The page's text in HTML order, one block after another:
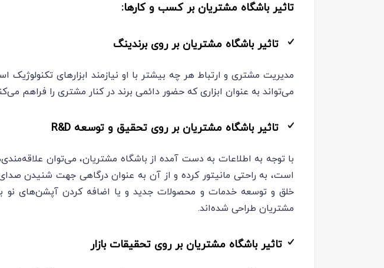
تاثیر باشگاه مشتریان بر کسب و کارها:
تاثیر باشگاه مشتریان بر روی برندینگ
مدیریت مشتری و ارتباط هر چه بیشتر با او نیازمند ابزارهای
می‌تواند به عنوان ابزاری که حضور دائمی برند در کنار مشتری را فراهم
تاثیر باشگاه مشتریان بر روی تحقیق و توسعه R&D
با توجه به اطلاعات به دست آمده از باشگاه مشتریان، می‌توان
است، به راحتی مانیتور کرده و از آن به عنوان درگاهی جهت شنیدن
خلق و توسعه خدمات و محصولات جدید و یا اضافه کردن آپشن‌های نو
مشتریان طراحی شده‌اند.
تاثیر باشگاه مشتریان بر روی تحقیقات بازار